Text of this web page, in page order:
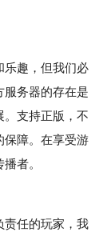
乐趣，但我们必
服务器的存在是
。支持正版，不
保障。在享受游
者。
任的玩家，我